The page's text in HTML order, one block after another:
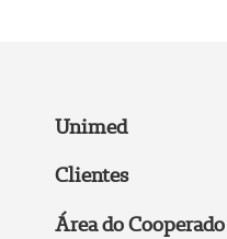
Unimed
Clientes
Área do Cooperado